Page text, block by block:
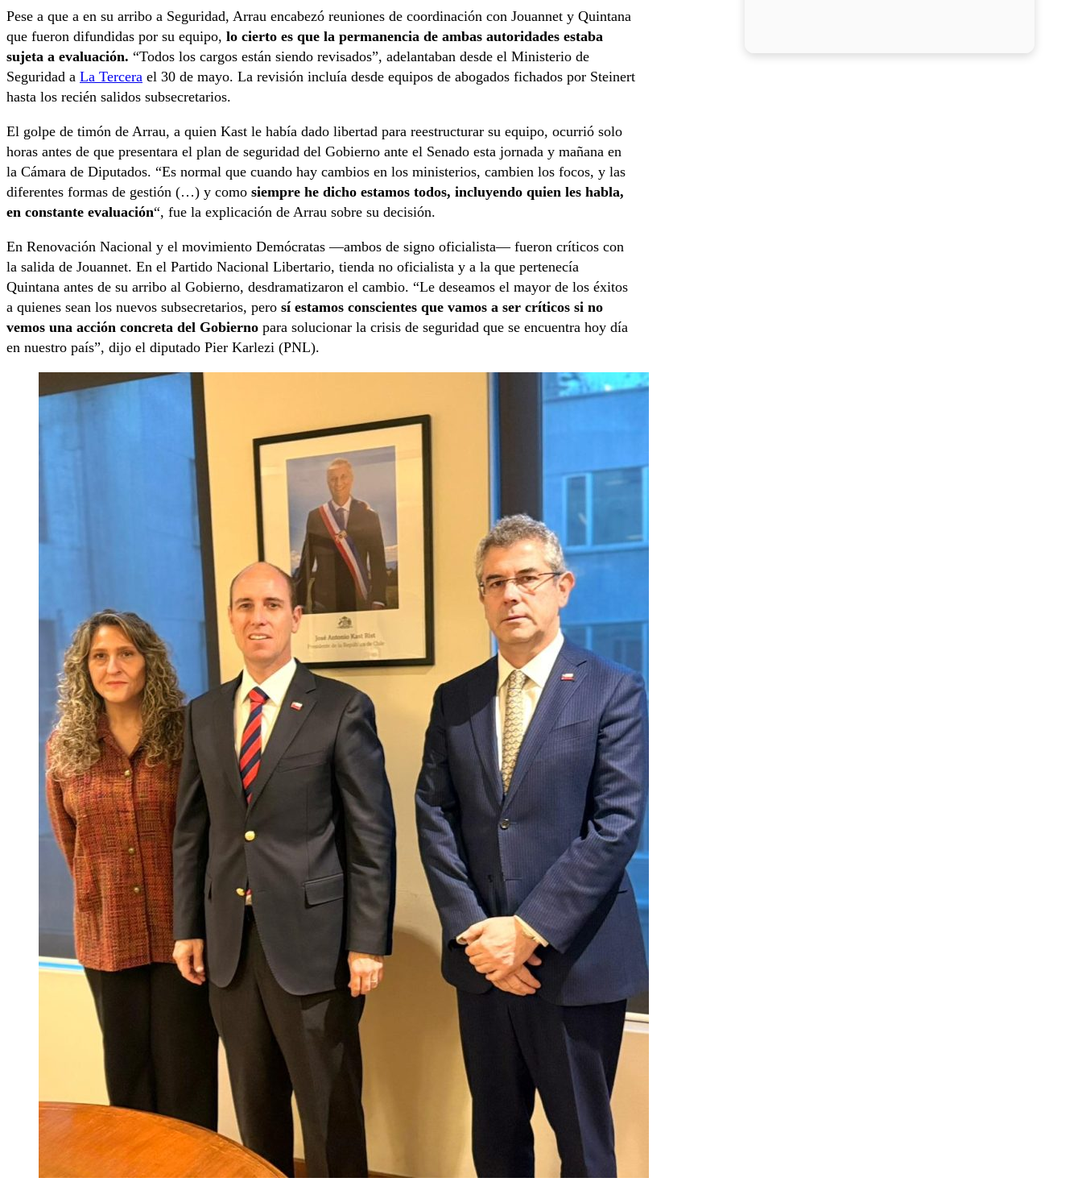
Pese a que a en su arribo a Seguridad, Arrau encabezó reuniones de coordinación con Jouannet y Quintana
que fueron difundidas por su equipo, lo cierto es que la permanencia de ambas autoridades estaba
sujeta a evaluación. “Todos los cargos están siendo revisados”, adelantaban desde el Ministerio de
Seguridad a La Tercera el 30 de mayo. La revisión incluía desde equipos de abogados fichados por Steinert
hasta los recién salidos subsecretarios.
El golpe de timón de Arrau, a quien Kast le había dado libertad para reestructurar su equipo, ocurrió solo
horas antes de que presentara el plan de seguridad del Gobierno ante el Senado esta jornada y mañana en
la Cámara de Diputados. “Es normal que cuando hay cambios en los ministerios, cambien los focos, y las
diferentes formas de gestión (…) y como siempre he dicho estamos todos, incluyendo quien les habla,
en constante evaluación“, fue la explicación de Arrau sobre su decisión.
En Renovación Nacional y el movimiento Demócratas —ambos de signo oficialista— fueron críticos con
la salida de Jouannet. En el Partido Nacional Libertario, tienda no oficialista y a la que pertenecía
Quintana antes de su arribo al Gobierno, desdramatizaron el cambio. “Le deseamos el mayor de los éxitos
a quienes sean los nuevos subsecretarios, pero sí estamos conscientes que vamos a ser críticos si no
vemos una acción concreta del Gobierno para solucionar la crisis de seguridad que se encuentra hoy día
en nuestro país”, dijo el diputado Pier Karlezi (PNL).